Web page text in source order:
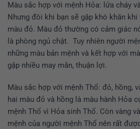
Màu sắc hợp với mệnh Hỏa: lửa cháy
Nhưng đôi khi bạn sẽ gặp khó khăn
màu đỏ. Màu đỏ thường có cảm giác
là phòng ngủ chật. Tuy nhiên người
những màu bản mệnh và kết hợp với
gặp nhiều may mắn, thuận lợi.
Màu sắc hợp với mệnh Thổ: đỏ, hồng,
hai màu đỏ và hồng là màu hành Hỏa
mệnh Thổ vì Hỏa sinh Thổ. Còn vàng
mệnh của người mệnh Thổ nên rất